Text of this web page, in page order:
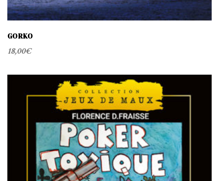
GORKO
18,00€